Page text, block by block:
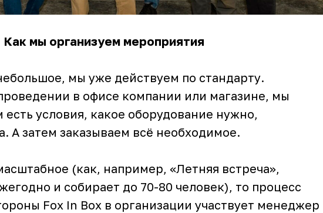
Как мы организуем мероприятия
мы уже действуем по стандарту.
в офисе компании или магазине, мы
есть условия, какое оборудование нужно,
А затем заказываем всё необходимое.
(как, например, «Летняя встреча»,
и собирает до 70-80 человек), то процесс
Fox In Box в организации участвует менеджер